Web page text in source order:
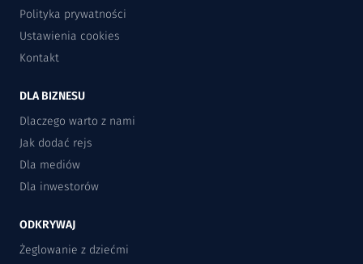
Polityka prywatności
Ustawienia cookies
Kontakt
DLA BIZNESU
Dlaczego warto z nami
Jak dodać rejs
Dla mediów
Dla inwestorów
ODKRYWAJ
Żeglowanie z dziećmi